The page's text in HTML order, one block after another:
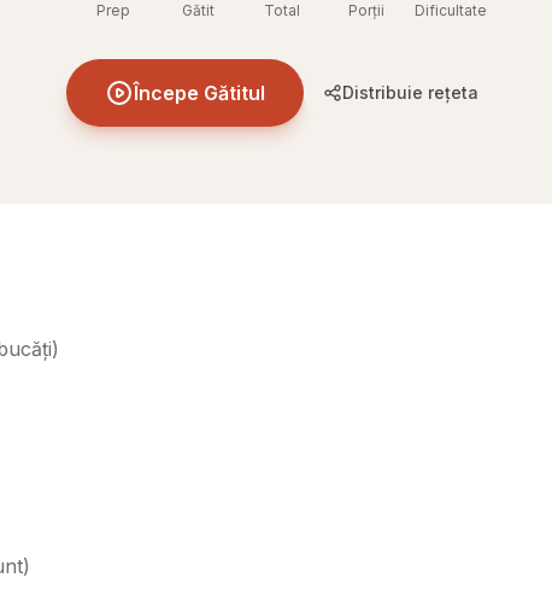
Prep Gătit Total Porții Dificultate
Începe Gătitul Distribuie rețeta
)
)